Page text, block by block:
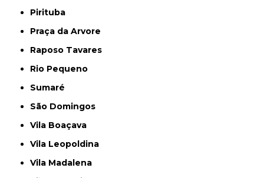
Pirituba
Praça da Arvore
Raposo Tavares
Rio Pequeno
Sumaré
São Domingos
Vila Boaçava
Vila Leopoldina
Vila Madalena